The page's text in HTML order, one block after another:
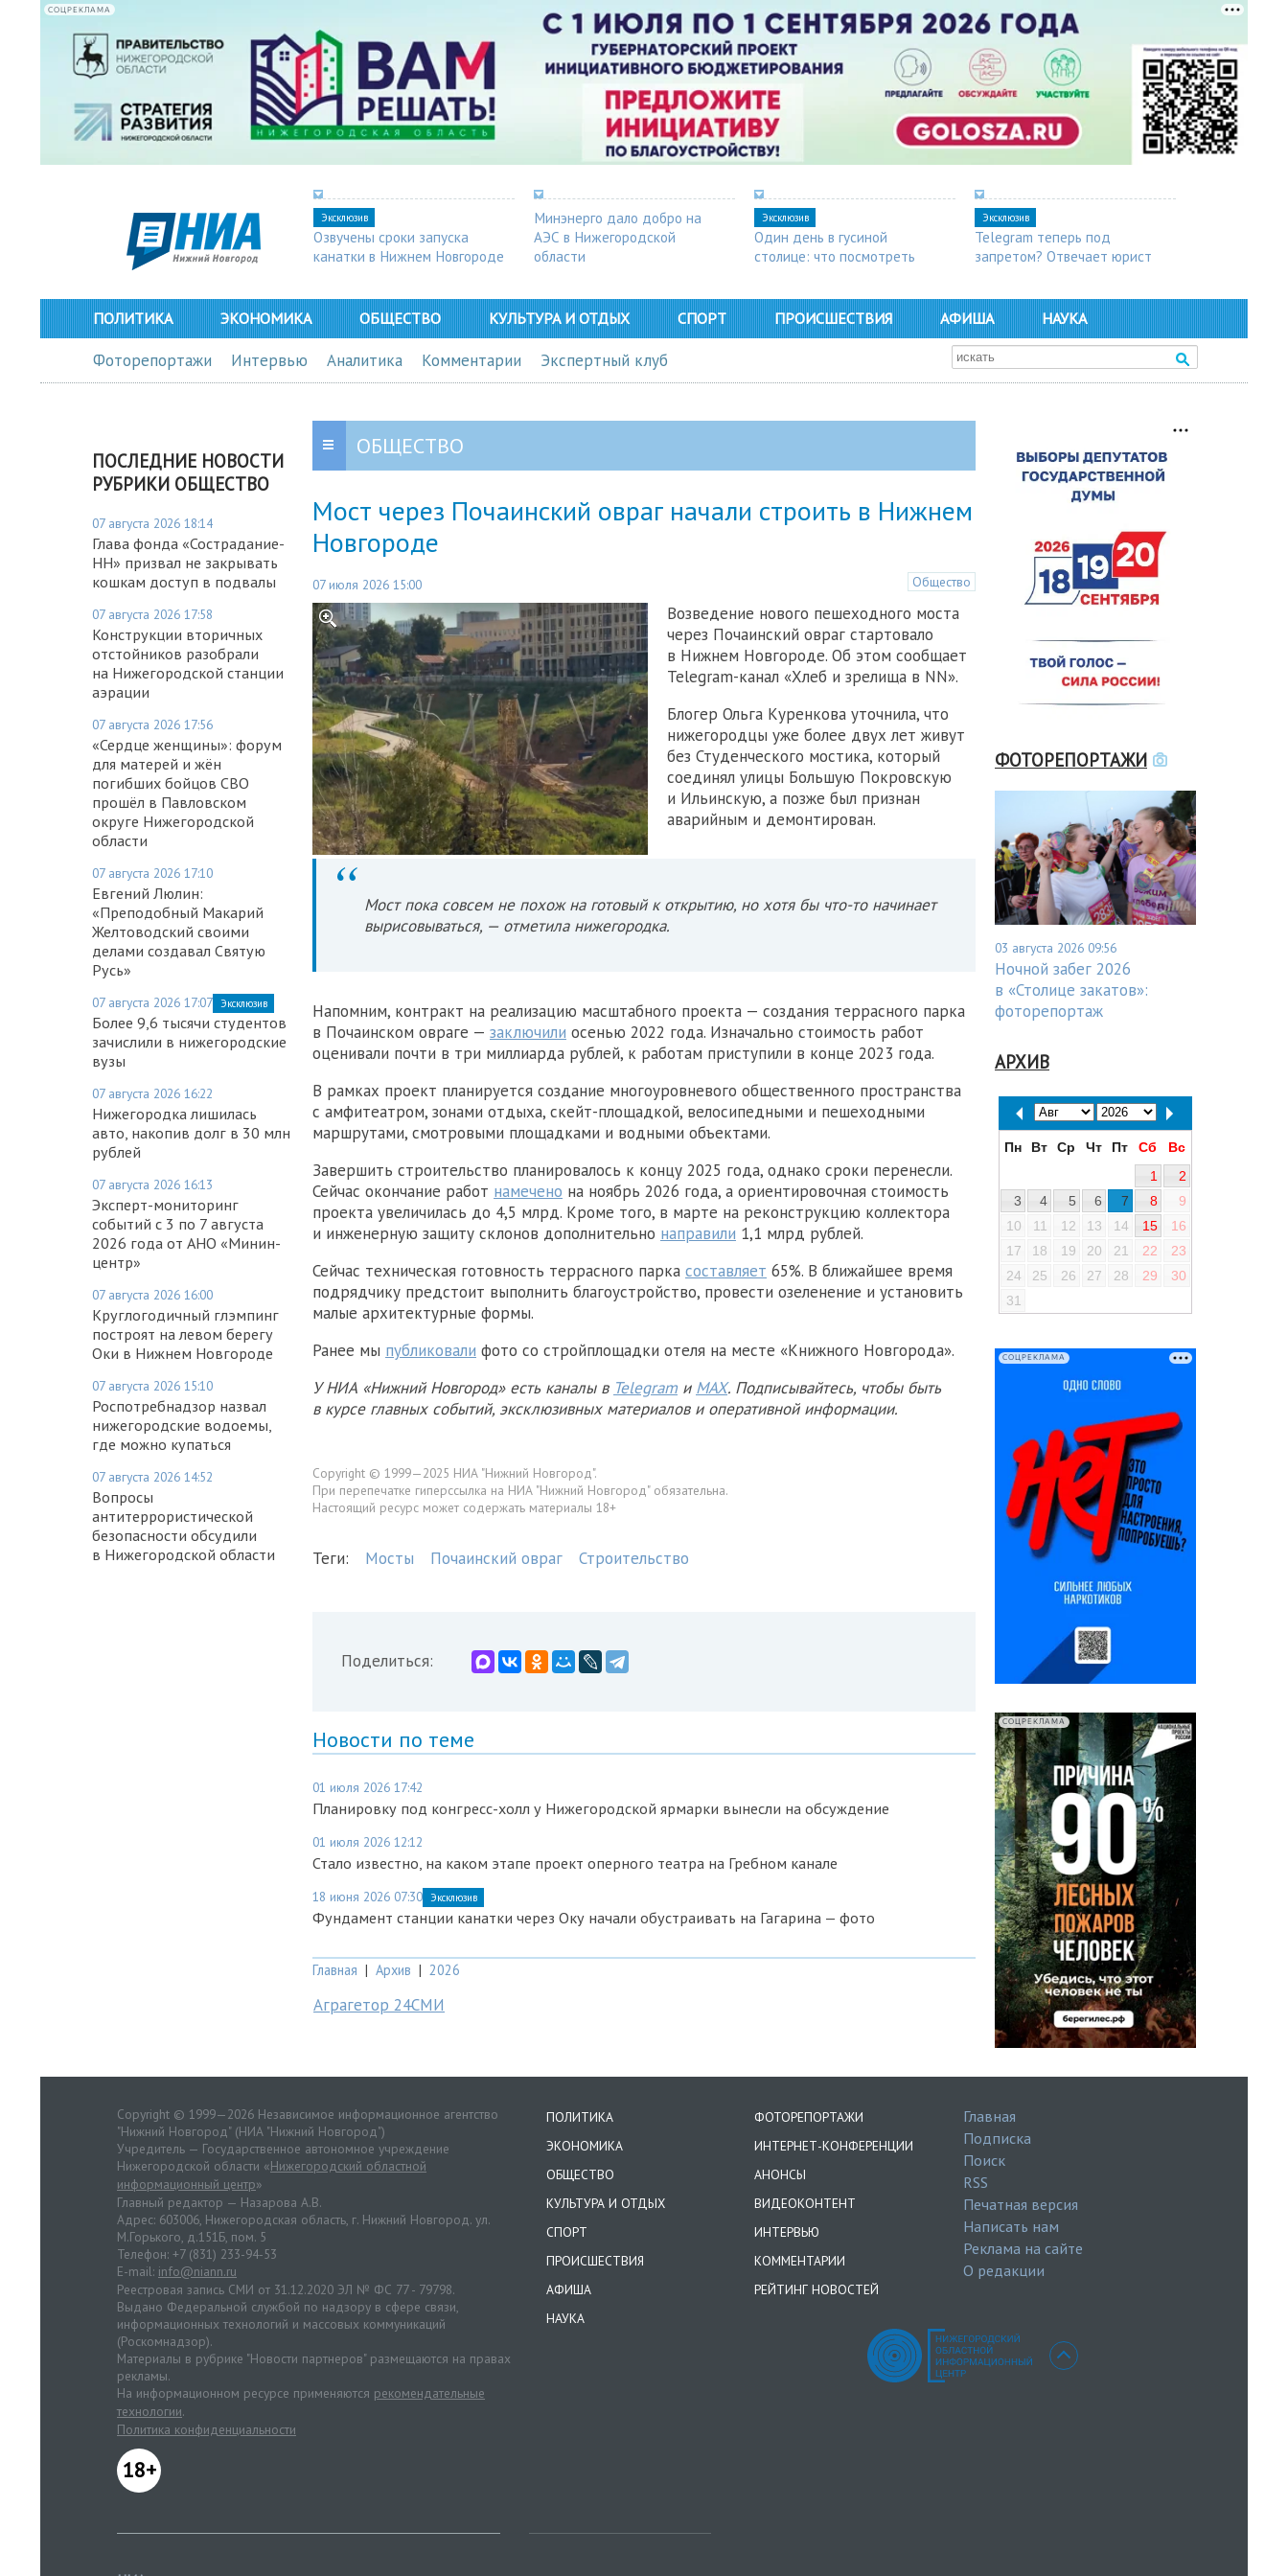
СОЦРЕКЛАМА
Эксклюзив
Озвучены сроки запуска
канатки в Нижнем Новгороде
Минэнерго дало добро на
АЭС в Нижегородской
области
Эксклюзив
Один день в гусиной
столице: что посмотреть
Эксклюзив
Telegram теперь под
запретом? Отвечает юрист
ПОЛИТИКА ЭКОНОМИКА ОБЩЕСТВО КУЛЬТУРА И ОТДЫХ СПОРТ ПРОИСШЕСТВИЯ АФИША НАУКА
Фоторепортажи Интервью Аналитика Комментарии Экспертный клуб
ПОСЛЕДНИЕ НОВОСТИ
РУБРИКИ ОБЩЕСТВО
07 августа 2026 18:14
Глава фонда «Сострадание-
НН» призвал не закрывать
кошкам доступ в подвалы
07 августа 2026 17:58
Конструкции вторичных
отстойников разобрали
на Нижегородской станции
аэрации
07 августа 2026 17:56
«Сердце женщины»: форум
для матерей и жён
погибших бойцов СВО
прошёл в Павловском
округе Нижегородской
области
07 августа 2026 17:10
Евгений Люлин:
«Преподобный Макарий
Желтоводский своими
делами создавал Святую
Русь»
07 августа 2026 17:07 Эксклюзив
Более 9,6 тысячи студентов
зачислили в нижегородские
вузы
07 августа 2026 16:22
Нижегородка лишилась
авто, накопив долг в 30 млн
рублей
07 августа 2026 16:13
Эксперт-мониторинг
событий с 3 по 7 августа
2026 года от АНО «Минин-
центр»
07 августа 2026 16:00
Круглогодичный глэмпинг
построят на левом берегу
Оки в Нижнем Новгороде
07 августа 2026 15:10
Роспотребнадзор назвал
нижегородские водоемы,
где можно купаться
07 августа 2026 14:52
Вопросы
антитеррористической
безопасности обсудили
в Нижегородской области
ОБЩЕСТВО
Мост через Почаинский овраг начали строить в Нижнем
Новгороде
07 июля 2026 15:00 Общество
Фото: Telegram-канал «Хлеб и зрелища в NN»
Возведение нового пешеходного моста
через Почаинский овраг стартовало
в Нижнем Новгороде. Об этом сообщает
Telegram-канал «Хлеб и зрелища в NN».
Блогер Ольга Куренкова уточнила, что
нижегородцы уже более двух лет живут
без Студенческого мостика, который
соединял улицы Большую Покровскую
и Ильинскую, а позже был признан
аварийным и демонтирован.
Мост пока совсем не похож на готовый к открытию, но хотя бы что-то начинает
вырисовываться, — отметила нижегородка.
Напомним, контракт на реализацию масштабного проекта — создания террасного парка
в Почаинском овраге — заключили осенью 2022 года. Изначально стоимость работ
оценивали почти в три миллиарда рублей, к работам приступили в конце 2023 года.
В рамках проект планируется создание многоуровневого общественного пространства
с амфитеатром, зонами отдыха, скейт-площадкой, велосипедными и пешеходными
маршрутами, смотровыми площадками и водными объектами.
Завершить строительство планировалось к концу 2025 года, однако сроки перенесли.
Сейчас окончание работ намечено на ноябрь 2026 года, а ориентировочная стоимость
проекта увеличилась до 4,5 млрд. Кроме того, в марте на реконструкцию коллектора
и инженерную защиту склонов дополнительно направили 1,1 млрд рублей.
Сейчас техническая готовность террасного парка составляет 65%. В ближайшее время
подрядчику предстоит выполнить благоустройство, провести озеленение и установить
малые архитектурные формы.
Ранее мы публиковали фото со стройплощадки отеля на месте «Книжного Новгорода».
У НИА «Нижний Новгород» есть каналы в Telegram и MAX. Подписывайтесь, чтобы быть
в курсе главных событий, эксклюзивных материалов и оперативной информации.
Copyright © 1999—2025 НИА "Нижний Новгород".
При перепечатке гиперссылка на НИА "Нижний Новгород" обязательна.
Настоящий ресурс может содержать материалы 18+
Теги: Мосты Почаинский овраг Строительство
Поделиться:
Новости по теме
01 июля 2026 17:42
Планировку под конгресс-холл у Нижегородской ярмарки вынесли на обсуждение
01 июля 2026 12:12
Стало известно, на каком этапе проект оперного театра на Гребном канале
18 июня 2026 07:30 Эксклюзив
Фундамент станции канатки через Оку начали обустраивать на Гагарина — фото
Главная | Архив | 2026
Аграгетор 24СМИ
ФОТОРЕПОРТАЖИ
03 августа 2026 09:56
Ночной забег 2026
в «Столице закатов»:
фоторепортаж
АРХИВ
Пн Вт Ср Чт Пт Сб
Вс
1
2
3
4 5 6 7 8
9
10
11 12 13 14 15
16
17
18 19 20 21 22
23
24
25 26 27 28 29
30
31
СОЦРЕКЛАМА
СОЦРЕКЛАМА
Copyright © 1999—2026 Независимое информационное агентство
"Нижний Новгород" (НИА "Нижний Новгород")
Учредитель — Государственное автономное учреждение
Нижегородской области «Нижегородский областной
информационный центр»
Главный редактор — Назарова А.В.
Адрес: 603006, Нижегородская область, г. Нижний Новгород. ул.
М.Горького, д.151Б, пом. 5
Телефон: +7 (831) 233-94-53
E-mail: info@niann.ru
Реестровая запись СМИ от 31.12.2020 ЭЛ № ФС 77 - 79798.
Выдано Федеральной службой по надзору в сфере связи,
информационных технологий и массовых коммуникаций
(Роскомнадзор).
Материалы в рубрике "Новости партнеров" размещаются на правах
рекламы.
На информационном ресурсе применяются рекомендательные
технологии.
Политика конфиденциальности
18+
ПОЛИТИКА
ЭКОНОМИКА
ОБЩЕСТВО
КУЛЬТУРА И ОТДЫХ
СПОРТ
ПРОИСШЕСТВИЯ
АФИША
НАУКА
ФОТОРЕПОРТАЖИ
ИНТЕРНЕТ-КОНФЕРЕНЦИИ
АНОНСЫ
ВИДЕОКОНТЕНТ
ИНТЕРВЬЮ
КОММЕНТАРИИ
РЕЙТИНГ НОВОСТЕЙ
Главная
Подписка
Поиск
RSS
Печатная версия
Написать нам
Реклама на сайте
О редакции